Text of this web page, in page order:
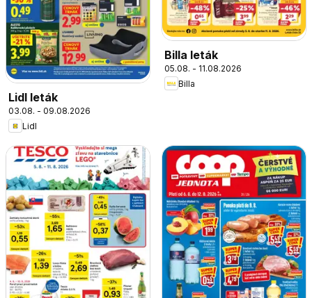
Lidl leták
03.08. - 09.08.2026
Lidl
Billa leták
05.08. - 11.08.2026
Billa